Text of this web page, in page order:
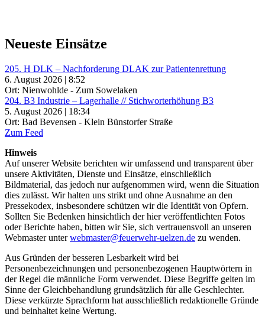
Neueste Einsätze
205. H DLK – Nachforderung DLAK zur Patientenrettung
6. August 2026 | 8:52
Ort: Nienwohlde - Zum Sowelaken
204. B3 Industrie – Lagerhalle // Stichworterhöhung B3
5. August 2026 | 18:34
Ort: Bad Bevensen - Klein Bünstorfer Straße
Zum Feed
Hinweis
Auf unserer Website berichten wir umfassend und transparent über
unsere Aktivitäten, Dienste und Einsätze, einschließlich
Bildmaterial, das jedoch nur aufgenommen wird, wenn die Situation
dies zulässt. Wir halten uns strikt und ohne Ausnahme an den
Pressekodex, insbesondere schützen wir die Identität von Opfern.
Sollten Sie Bedenken hinsichtlich der hier veröffentlichten Fotos
oder Berichte haben, bitten wir Sie, sich vertrauensvoll an unseren
Webmaster unterwebmaster@feuerwehr-uelzen.de zu wenden.
Aus Gründen der besseren Lesbarkeit wird bei
Personenbezeichnungen und personenbezogenen Hauptwörtern in
der Regel die männliche Form verwendet. Diese Begriffe gelten im
Sinne der Gleichbehandlung grundsätzlich für alle Geschlechter.
Diese verkürzte Sprachform hat ausschließlich redaktionelle Gründe
und beinhaltet keine Wertung.